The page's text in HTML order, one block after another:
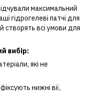
максимальний
гідрогелеві патчі для
створять всі умови для
вибір:
які не
нижні вії,